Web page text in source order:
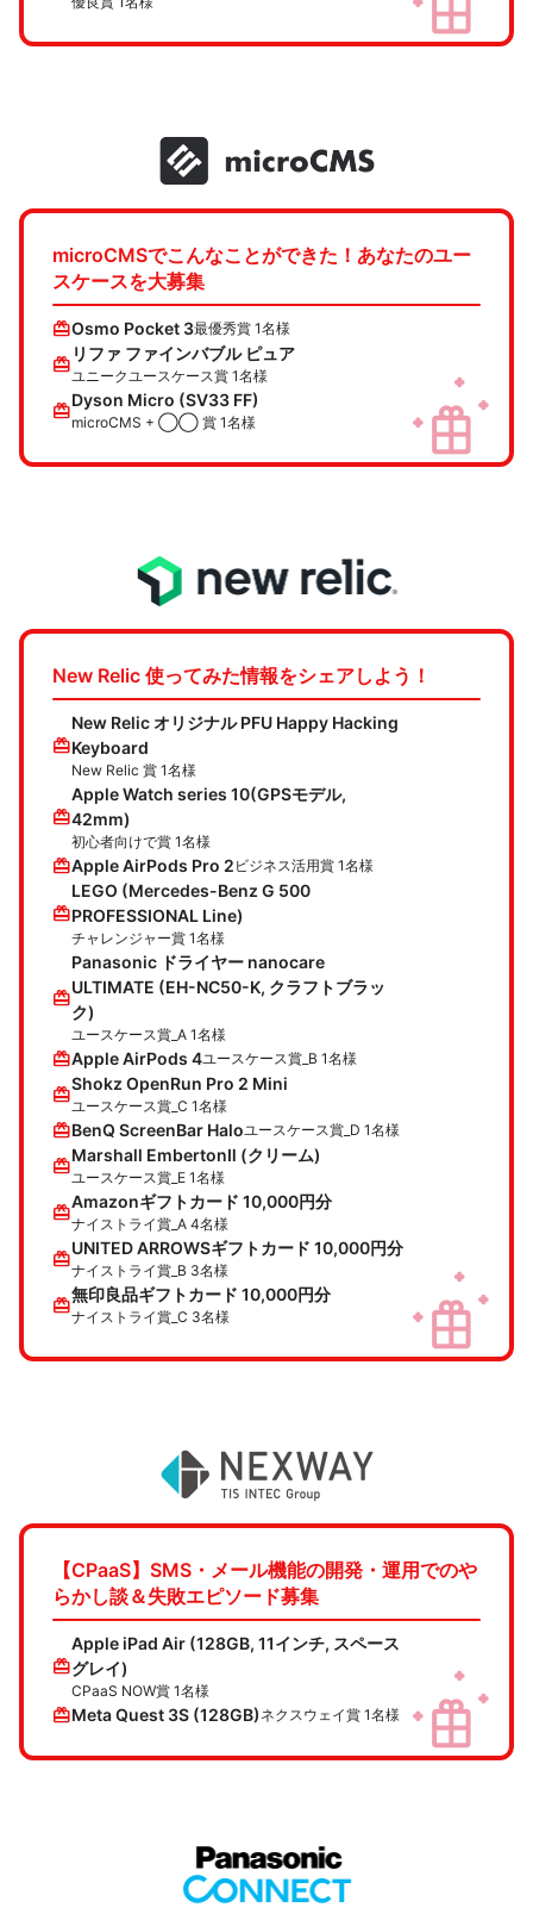
microCMSでこんなことができた！あなたのユー
スケースを大募集
redeemOsmo Pocket 3最優秀賞 1名様
redeem リファ ファインバブル ピュア
ユニークユースケース賞 1名様
redeemDyson Micro (SV33 FF)
microCMS + ◯◯ 賞 1名様
New Relic 使ってみた情報をシェアしよう！
redeem
New Relic オリジナル PFU Happy Hacking
Keyboard
New Relic 賞 1名様
redeem
Apple Watch series 10(GPSモデル,
42mm)
初心者向けで賞 1名様
redeemApple AirPods Pro 2 ビジネス活用賞 1名様
redeem
LEGO (Mercedes-Benz G 500
PROFESSIONAL Line)
チャレンジャー賞 1名様
redeem
Panasonic ドライヤー nanocare
ULTIMATE (EH-NC50-K, クラフトブラッ
ク)
ユースケース賞_A 1名様
redeemApple AirPods 4ユースケース賞_B 1名様
redeemShokz OpenRun Pro 2 Mini
ユースケース賞_C 1名様
redeemBenQ ScreenBar Halo ユースケース賞_D 1名様
redeemMarshall EmbertonⅡ (クリーム)
ユースケース賞_E 1名様
redeemAmazonギフトカード 10,000円分
ナイストライ賞_A 4名様
redeemUNITED ARROWSギフトカード 10,000円分
ナイストライ賞_B 3名様
redeem無印良品ギフトカード 10,000円分
ナイストライ賞_C 3名様
【CPaaS】SMS・メール機能の開発・運用でのや
らかし談＆失敗エピソード募集
redeem
Apple iPad Air (128GB, 11インチ, スペース
グレイ)
CPaaS NOW賞 1名様
redeemMeta Quest 3S (128GB) ネクスウェイ賞 1名様